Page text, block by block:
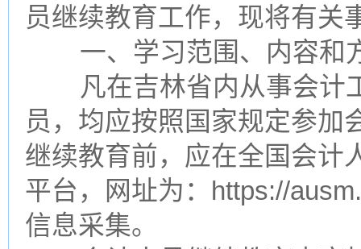
员继续教育工作，现将有关
一、学习范围、内容和
凡在吉林省内从事会计
员，均应按照国家规定参加
继续教育前，应在全国会计
平台，网址为：https://
信息采集。